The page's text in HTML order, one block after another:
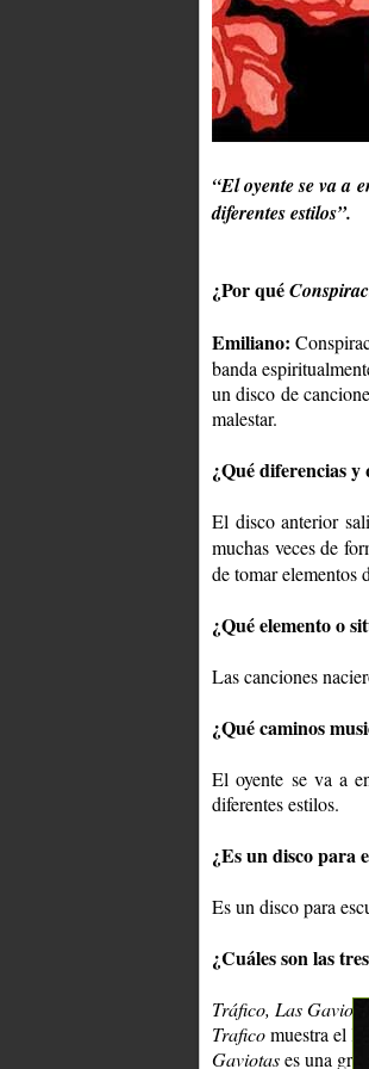
“El oyente se va a
diferentes estilos”.
¿Por qué
Emiliano:
banda
un disco de
malestar.
¿Qué diferencias
El disco anterior
muchas veces de
de tomar elementos
¿Qué elemento o
Las canciones
¿Qué caminos
El oyente se va a
diferentes estilos.
¿Es un disco para
Es un disco para
¿Cuáles son las
Tráfico, Las Gaviotas
Traficomuestra el
Gaviotases una